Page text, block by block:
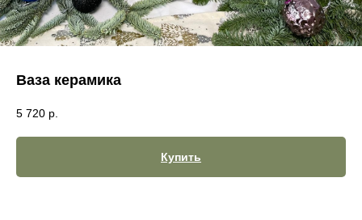
Ваза керамика
5 720 р.
Купить